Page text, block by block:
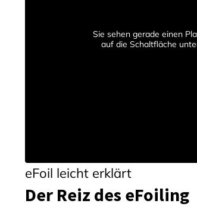
Sie sehen gerade einen
auf die Schaltfläche
eFoil leicht erklärt
Der Reiz des eFoiling